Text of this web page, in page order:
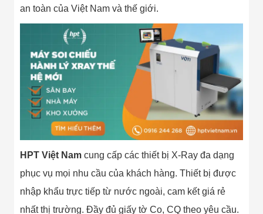
Máy Soi Hành
Cổng Phân Làn
Tự Động
Nhận Diện
Khuôn Mặt
Hệ Thống Điện
Nhẹ
Thiết Bị Theo
Ngành
Thiết Bị Ngành
Thiết Bị Ngành
Thực Phẩm
Matrixcope
Thiết Bị Ngành
Công Nghiệp
Thiết Bị Ngành
an toàn của Việt Nam và thế giới.
HPT Việt Nam cung cấp các thiết bị X-Ray đa dạng
phục vụ mọi nhu cầu của khách hàng. Thiết bị được
nhập khẩu trực tiếp từ nước ngoài, cam kết giá rẻ
nhất thị trường. Đầy đủ giấy tờ Co, CQ theo yêu cầu.